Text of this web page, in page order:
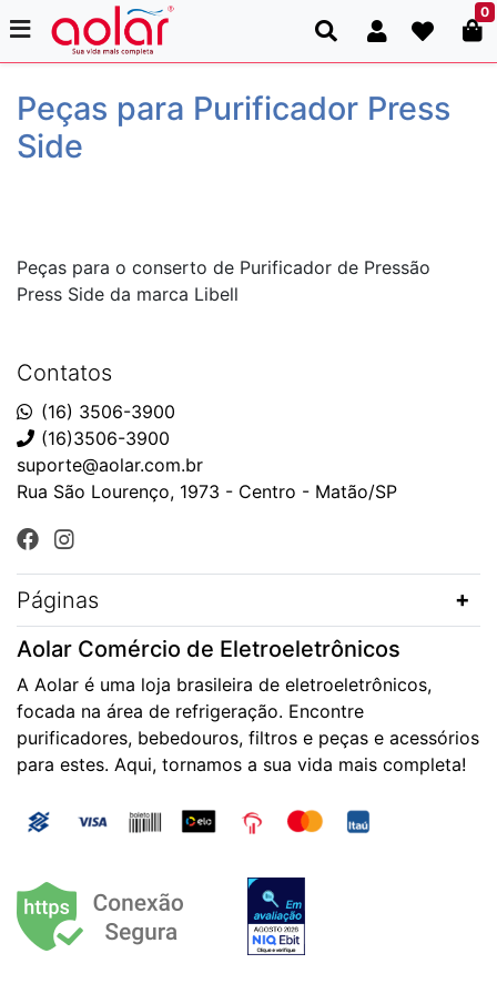
0
Peças para Purificador Press
Side
Peças para o conserto de Purificador de Pressão
Press Side da marca Libell
Contatos
(16) 3506-3900
(16)3506-3900
suporte@aolar.com.br
Rua São Lourenço, 1973 - Centro - Matão/SP
Páginas
Aolar Comércio de Eletroeletrônicos
A Aolar é uma loja brasileira de eletroeletrônicos,
focada na área de refrigeração. Encontre
purificadores, bebedouros, filtros e peças e acessórios
para estes. Aqui, tornamos a sua vida mais completa!